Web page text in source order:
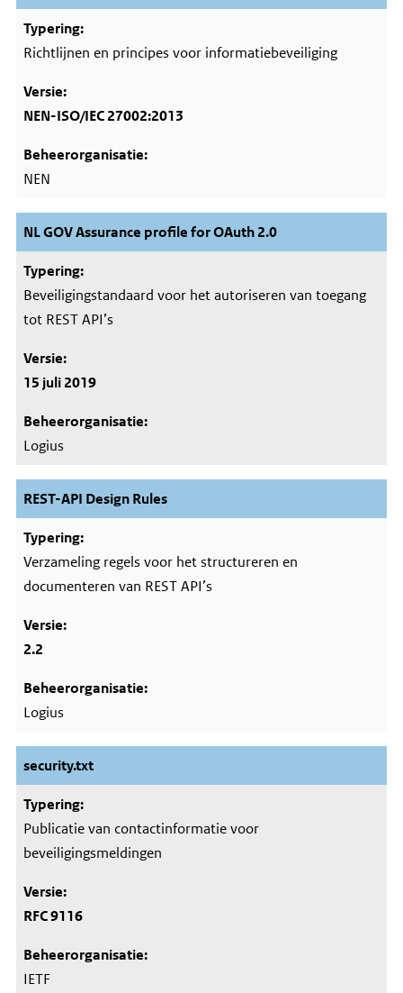
Richtlijnen en principes voor informatiebeveiliging
NEN-ISO/IEC 27002:2013
NEN
NL GOV Assurance profile for OAuth 2.0
Beveiligingstandaard voor het autoriseren van toegang
tot REST API’s
15 juli 2019
Logius
REST-API Design Rules
Verzameling regels voor het structureren en
documenteren van REST API’s
2.2
Logius
security.txt
Publicatie van contactinformatie voor
beveiligingsmeldingen
RFC 9116
IETF